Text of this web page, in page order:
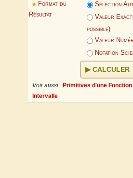
Format du
Résultat
Sélection
Valeur
possible)
Valeur
Notation
CALCULER
Voir aussi : Primitives d'une Fonction
Intervalle